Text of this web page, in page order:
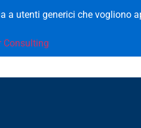
utenti generici che vogliono
Consulting